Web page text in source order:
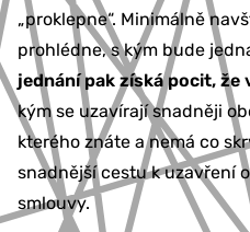
„proklepne“. Minimálně
prohlédne, s kým bude
jednání pak získá pocit, že
kým se uzavírají snadněji
kterého znáte a nemá co
snadnější cestu k uzavření
smlouvy.